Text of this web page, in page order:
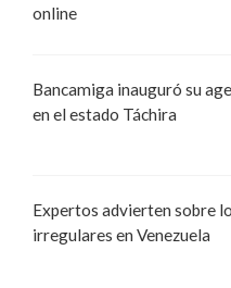
online
Bancamiga inauguró su
en el estado Táchira
Expertos advierten sobre
irregulares en Venezuela